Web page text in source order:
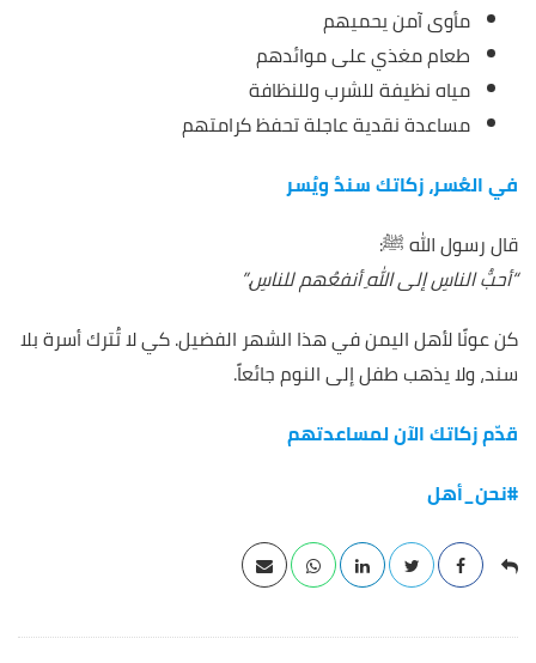
مأوى آمن يحميهم
طعام مغذي على موائدهم
مياه نظيفة للشرب وللنظافة
مساعدة نقدية عاجلة تحفظ كرامتهم
في العُسر، زكاتك سندٌ ويُسر
قال رسول الله ﷺ:
“أحبُّ الناسِ إلى اللهِ أنفعُهم للناسِ.”
كن عونًا لأهل اليمن في هذا الشهر الفضيل. كي لا تُترك أسرة بلا
سند، ولا يذهب طفل إلى النوم جائعاً.
قدّم زكاتك الآن لمساعدتهم
#نحن_أهل